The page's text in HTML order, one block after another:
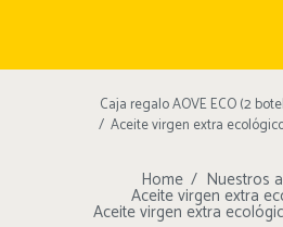
Caja regalo AOVE ECO (2
Aceite virgen extra ecológico
Home Nuestros
Aceite virgen extra
Aceite virgen extra